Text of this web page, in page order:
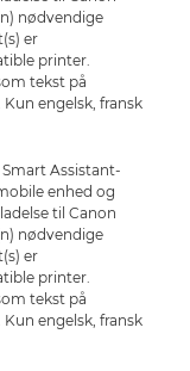
nødvendige
er
printer.
tekst på
engelsk, fransk
Assistant-
enhed og
til Canon
nødvendige
er
printer.
tekst på
engelsk, fransk